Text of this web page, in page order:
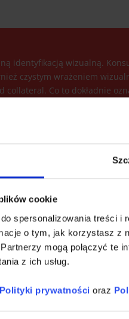
cookie
spersonalizowania treści i
o tym, jak korzystasz z
mogą połączyć te
z ich usług.
Polityki prywatności oraz
identyfikacją wizualną.
czystym wrażeniem
Co to dokładnie
i dlaczego warto się o nie
marki?
Mogą do niego
kupony promocyjne,
ulotki oraz broszury,
w tym przypadku tak
warto stosować we
branding, a
je kreatywność twórców.